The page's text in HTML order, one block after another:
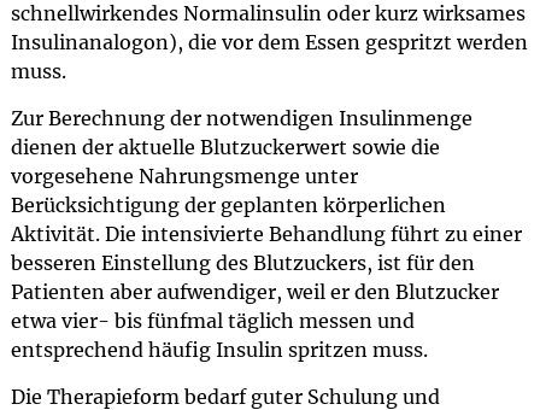
schnellwirkendes Normalinsulin oder kurz wirksames
Insulinanalogon), die vor dem Essen gespritzt werden
muss.
Zur Berechnung der notwendigen Insulinmenge
dienen der aktuelle Blutzuckerwert sowie die
vorgesehene Nahrungsmenge unter
Berücksichtigung der geplanten körperlichen
Aktivität. Die intensivierte Behandlung führt zu einer
besseren Einstellung des Blutzuckers, ist für den
Patienten aber aufwendiger, weil er den Blutzucker
etwa vier- bis fünfmal täglich messen und
entsprechend häufig Insulin spritzen muss.
Die Therapieform bedarf guter Schulung und